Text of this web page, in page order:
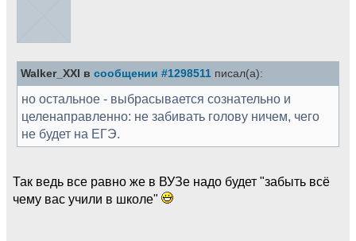
Walker_XXI в сообщении #1298511 писал(а):
но остальное - выбрасывается сознательно и
целенаправленно: не забивать голову ничем, чего
не будет на ЕГЭ.
Так ведь все равно же в ВУЗе надо будет "забыть всё
чему вас учили в школе"